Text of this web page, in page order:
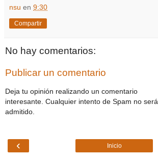
nsu en 9:30
Compartir
No hay comentarios:
Publicar un comentario
Deja tu opinión realizando un comentario
interesante. Cualquier intento de Spam no será
admitido.
‹ Inicio